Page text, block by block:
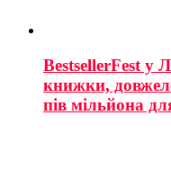
BestsellerFest у
книжки,
пів мільйона